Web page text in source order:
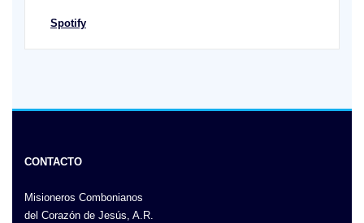
Spotify
CONTACTO
Misioneros Combonianos
del Corazón de Jesús, A.R.